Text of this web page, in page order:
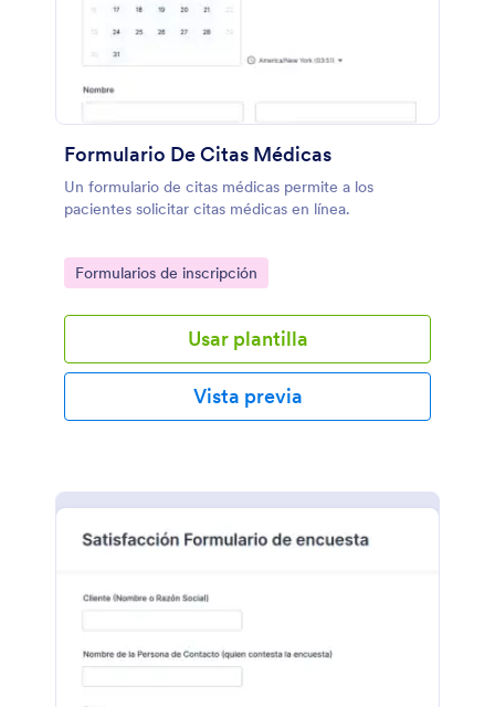
Formulario De Citas Médicas
Un formulario de citas médicas permite a los
pacientes solicitar citas médicas en línea.
Go to Category:
Formularios de inscripción
Usar plantilla
Vista previa